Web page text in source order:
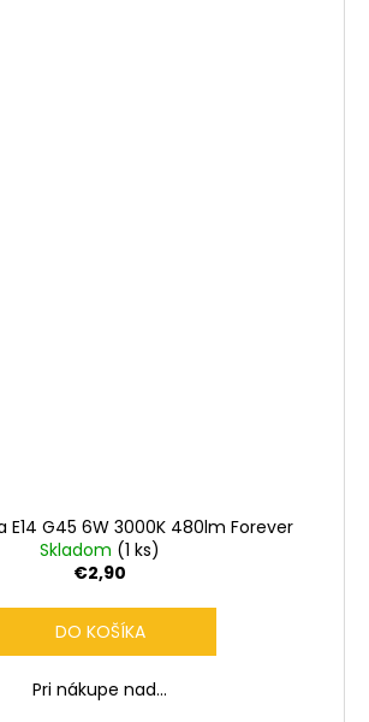
E14 G45 6W 3000K 480lm Forever
Skladom (1 ks)
€2,90
DO KOŠÍKA
Pri nákupe nad...